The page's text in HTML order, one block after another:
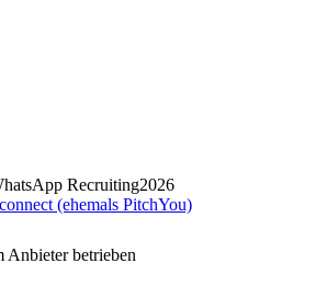
Recruiting2026
(ehemals PitchYou)
betrieben